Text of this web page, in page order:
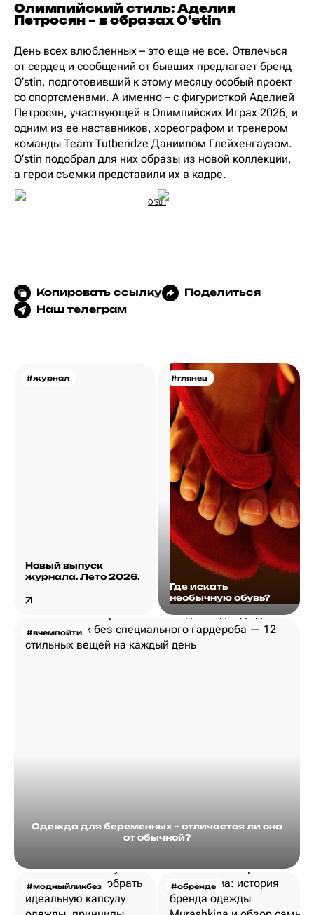
Олимпийский стиль: Аделия
Петросян – в образах O’stin
День всех влюбленных – это еще не все. Отвлечься
от сердец и сообщений от бывших предлагает бренд
O’stin, подготовивший к этому месяцу особый проект
со спортсменами. А именно – с фигуристкой Аделией
Петросян, участвующей в Олимпийских Играх 2026, и
одним из ее наставников, хореографом и тренером
команды Team Tutberidze Даниилом Глейхенгаузом.
O’stin подобрал для них образы из новой коллекции,
а герои съемки представили их в кадре.
O′Stin
Копировать ссылку
Поделиться
Наш телеграм
#журнал
Новый выпуск
журнала. Лето 2026.
#глянец
Где искать
необычную обувь?
#вчемпойти
Одежда для беременных – отличается ли она
от обычной?
#модныйликбез #обренде